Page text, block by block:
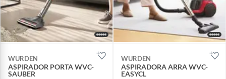
WURDEN
ASPIRADOR PORTA WVC-
SAUBER
WURDEN
ASPIRADORA ARRA WVC-
EASYCL